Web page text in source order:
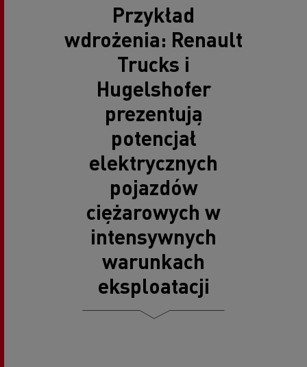
Przykład
wdrożenia: Renault
Trucks i
Hugelshofer
prezentują
potencjał
elektrycznych
pojazdów
ciężarowych w
intensywnych
warunkach
eksploatacji